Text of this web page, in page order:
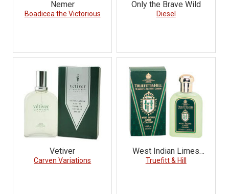
Nemer
Boadicea the Victorious
Only the Brave Wild
Diesel
Vetiver
Carven Variations
West Indian Limes
cologne
Truefitt & Hill